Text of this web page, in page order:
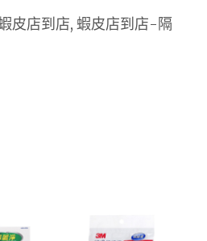
皮店到店, 蝦皮店到店-隔